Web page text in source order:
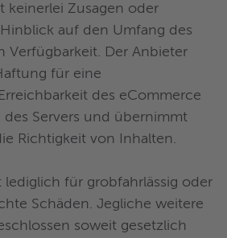
keinerlei Zusagen oder
auf den Umfang des
Verfügbarkeit. Der Anbieter
für eine
des eCommerce
des Servers und übernimmt
Richtigkeit von Inhalten.
lediglich für grobfahrlässig oder
Schäden. Jegliche weitere
soweit gesetzlich